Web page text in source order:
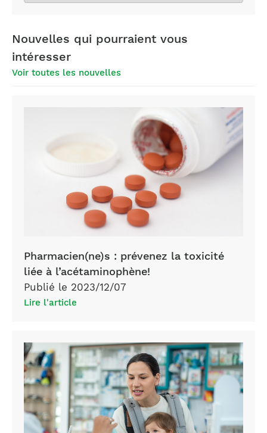
Nouvelles qui pourraient vous
intéresser
Voir toutes les nouvelles
Pharmacien(ne)s : prévenez la toxicité
liée à l’acétaminophène!
Publié le 2023/12/07
Lire l'article